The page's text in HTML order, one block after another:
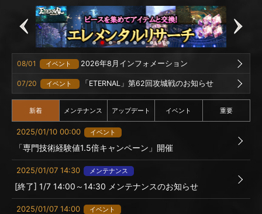
08/01 イベント 2026年8月インフォメーション
07/20 イベント 「ETERNAL」第62回攻城戦のお知らせ
新着 メンテナンス アップデート イベント 重要
2025/01/10 00:00 イベント
「専門技術経験値1.5倍キャンペーン」開催
2025/01/07 14:30 メンテナンス
[終了] 1/7 14:00～14:30 メンテナンスのお知らせ
2025/01/07 14:00 イベント